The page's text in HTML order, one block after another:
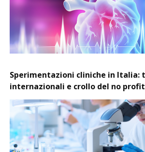
Sperimentazioni cliniche in Italia:
internazionali e crollo del no profit